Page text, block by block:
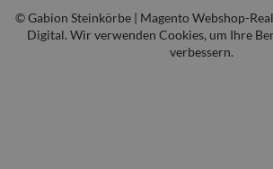
© Gabion Steinkörbe | Magento Webshop-
Digital. Wir verwenden Cookies, um Ihre
verbessern.